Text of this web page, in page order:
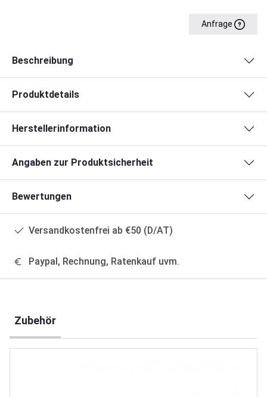
Anfrage
Beschreibung
Produktdetails
Herstellerinformation
Angaben zur Produktsicherheit
Bewertungen
Versandkostenfrei ab €50 (D/AT)
Paypal, Rechnung, Ratenkauf uvm.
Zubehör